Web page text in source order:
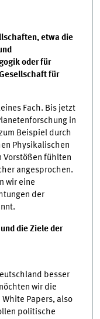
etwa die
oder für
für
Fach. Bis jetzt
in
Beispiel durch
Physikalischen
Vorstößen fühlten
angesprochen.
wir eine
der
die Ziele der
besser
wir die
Papers, also
politische